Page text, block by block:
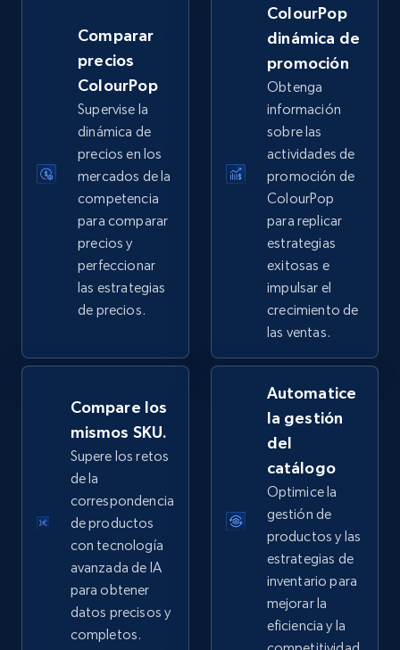
Comenzar ahora
eBay - Gather data on products using
specified keywords
URL, Product id, Title, Seller name, Seller rating,
Seller reviews, Breadcrumbs, Root category, and
2.5K+ Comenzar ahora
eBay - Collect products from shops on eBay
URL, Product id, Title, Seller name, Seller rating,
Seller reviews, Breadcrumbs, Root category, and
2.5K+ 359+ Comenzar ahora
eBay - Collect records by category
URL, Product id, Title, Seller name, Seller rating,
Seller reviews, Breadcrumbs, Root category, and
more.
2.5K+ Comenzar ahora
Comparar
precios
ColourPop
Supervise la
dinámica de
precios en los
mercados de la
competencia
para comparar
precios y
perfeccionar
las estrategias
de precios.
ColourPop
dinámica de
promoción
Obtenga
información
sobre las
actividades de
promoción de
ColourPop
para replicar
estrategias
exitosas e
impulsar el
crecimiento de
las ventas.
Compare los
mismos SKU.
Supere los retos
de la
correspondencia
de productos
con tecnología
avanzada de IA
para obtener
datos precisos y
completos.
Automatice
la gestión
del
catálogo
Optimice la
gestión de
productos y las
estrategias de
inventario para
mejorar la
eficiencia y la